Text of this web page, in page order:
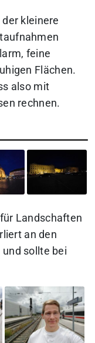
kleinere
feine
Flächen.
also mit
rechnen.
Landschaften
an den
und sollte bei